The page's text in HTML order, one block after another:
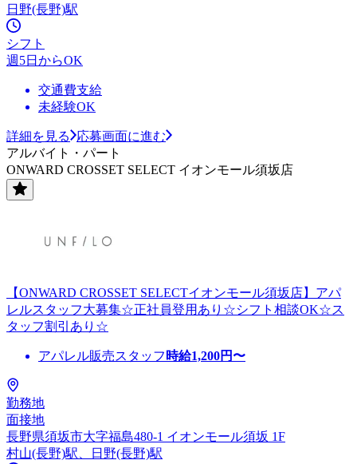
日野(長野)駅
シフト
週5日からOK
交通費支給
未経験OK
詳細を見る
応募画面に進む
アルバイト・パート
ONWARD CROSSET SELECT イオンモール須坂店
【ONWARD CROSSET SELECTイオンモール須坂店】アパ
レルスタッフ大募集☆正社員登用あり☆シフト相談OK☆ス
タッフ割引あり☆
アパレル販売スタッフ 時給1,200円〜
勤務地
面接地
長野県須坂市大字福島480-1 イオンモール須坂 1F
村山(長野)駅、日野(長野)駅